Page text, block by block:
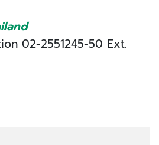
02-2551245-50 Ext.